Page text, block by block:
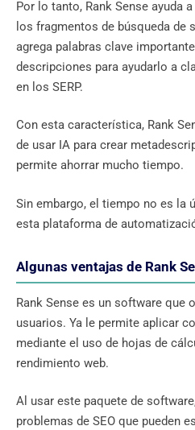
Por lo tanto, Rank Sense ayuda
los fragmentos de búsqueda de
agrega palabras clave
descripciones para ayudarlo a
en los SERP.
Con esta característica, Rank
de usar IA para crear
permite ahorrar mucho tiempo.
Sin embargo, el tiempo no es la
esta plataforma de
Algunas ventajas de Rank
Rank Sense es un software que
usuarios. Ya le permite aplicar
mediante el uso de hojas de
rendimiento web.
Al usar este paquete de
problemas de SEO que pueden